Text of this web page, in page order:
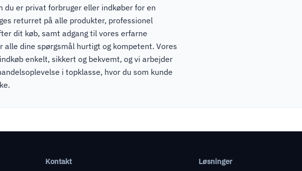
du er privat forbruger eller indkøber for en
returret på alle produkter, professionel
dit køb, samt adgang til vores erfarne
alle dine spørgsmål hurtigt og kompetent. Vores
enkelt, sikkert og bekvemt, og vi arbejder
i topklasse, hvor du som kunde
Kontakt
Løsninger